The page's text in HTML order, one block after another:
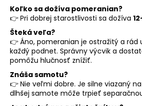
Koľko sa dožíva pomeranian?
👉 Pri dobrej starostlivosti sa dožíva
Šteká veľa?
👉 Áno, pomeranian je ostražitý a rád
každý podnet. Správny výcvik a
pomôžu hlučnosť znížiť.
Znáša samotu?
👉 Nie veľmi dobre. Je silne viazaný
dlhšej samote môže trpieť